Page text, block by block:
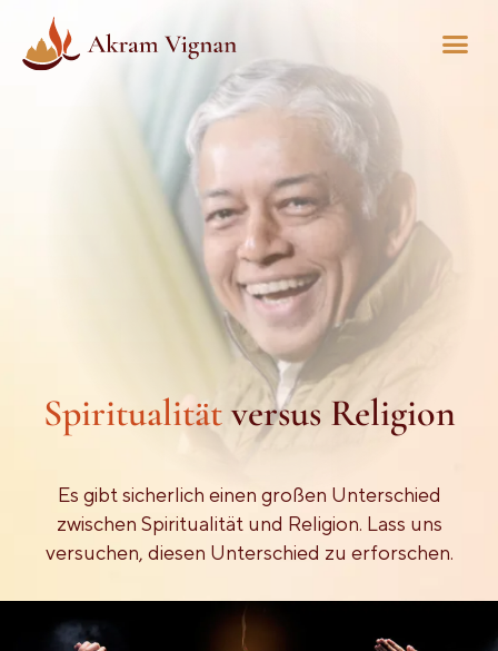
Spiritualitätversus Religion
Es gibt sicherlich einen großen Unterschied
zwischen Spiritualität und Religion. Lass uns
versuchen, diesen Unterschied zu erforschen.